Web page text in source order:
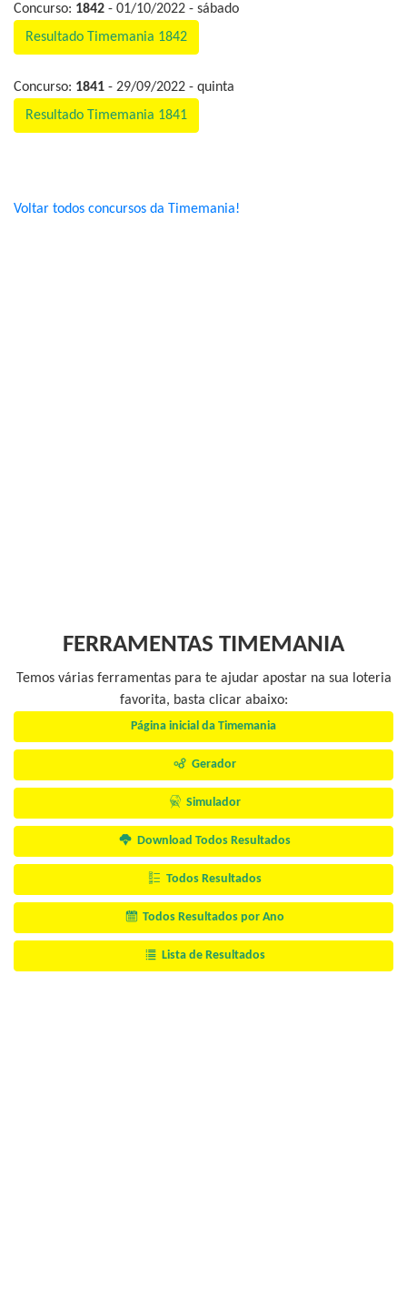
Concurso: 1842 - 01/10/2022 - sábado
Resultado Timemania 1842
Concurso: 1841 - 29/09/2022 - quinta
Resultado Timemania 1841
Voltar todos concursos da Timemania!
FERRAMENTAS TIMEMANIA
Temos várias ferramentas para te ajudar apostar na sua loteria
favorita, basta clicar abaixo:
Página inicial da Timemania
Gerador
Simulador
Download Todos Resultados
Todos Resultados
Todos Resultados por Ano
Lista de Resultados